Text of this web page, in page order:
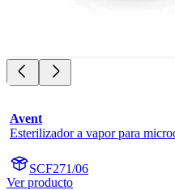
Avent
Esterilizador a vapor para
SCF271/06
Ver producto